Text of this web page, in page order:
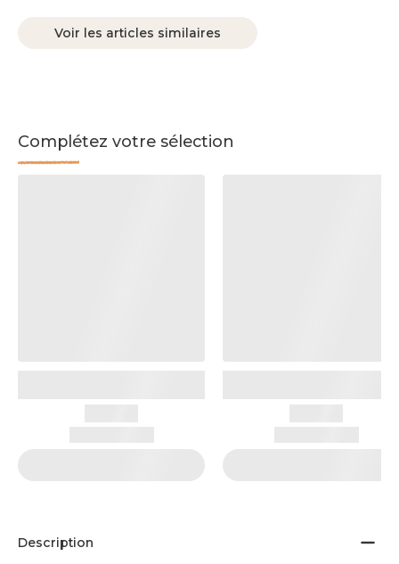
Voir les articles similaires
Complétez votre sélection
Description